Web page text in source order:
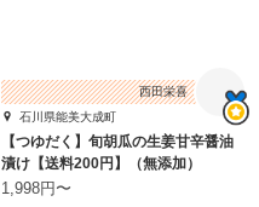
西田栄喜
石川県能美大成町
【つゆだく】旬胡瓜の生姜甘辛醤油
漬け【送料200円】（無添加）
1,998円〜